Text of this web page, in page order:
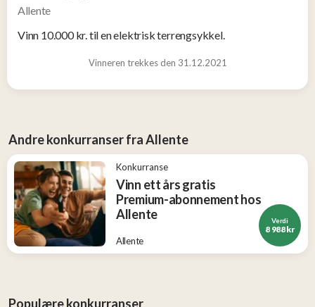
Allente
Vinn 10.000 kr. til en elektrisk terrengsykkel.
Vinneren trekkes den 31.12.2021
Andre konkurranser fra Allente
Konkurranse
Vinn ett års gratis
Premium-abonnement hos
Allente
Allente
Verdi
8 988 kr
Populære konkurranser
Konkurranser